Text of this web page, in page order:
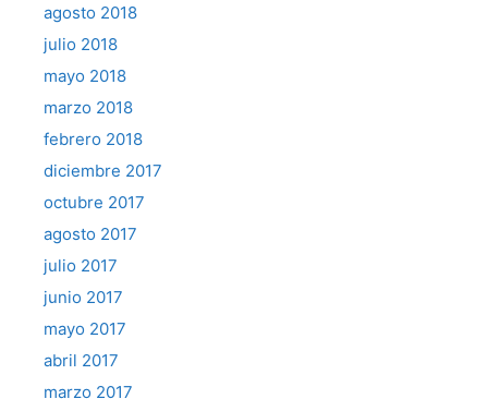
agosto 2018
julio 2018
mayo 2018
marzo 2018
febrero 2018
diciembre 2017
octubre 2017
agosto 2017
julio 2017
junio 2017
mayo 2017
abril 2017
marzo 2017